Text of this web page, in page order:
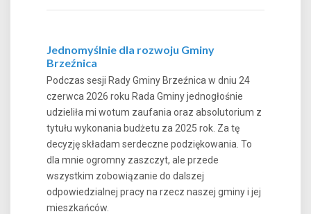
Jednomyślnie dla rozwoju Gminy
Brzeźnica
Podczas sesji Rady Gminy Brzeźnica w dniu 24
czerwca 2026 roku Rada Gminy jednogłośnie
udzieliła mi wotum zaufania oraz absolutorium z
tytułu wykonania budżetu za 2025 rok. Za tę
decyzję składam serdeczne podziękowania. To
dla mnie ogromny zaszczyt, ale przede
wszystkim zobowiązanie do dalszej
odpowiedzialnej pracy na rzecz naszej gminy i jej
mieszkańców.